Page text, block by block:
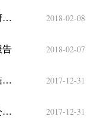
2017年度巴音郭楞蒙古自治州民政局政府信息公开年度报告 2018-02-08
告 2018-02-07
2017年度巴音郭楞蒙古自治州人民政府信息公开工作年度报告 2017-12-31
2017年巴音郭楞蒙古自治州统计局信息公开年度报告 2017-12-31